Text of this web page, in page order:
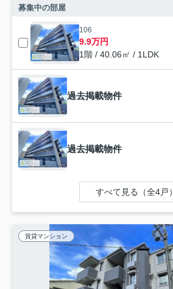
募集中の部屋
106
9.9万円
1階 / 40.06㎡ / 1LDK
過去掲載物件
過去掲載物件
すべて見る（全4戸）
賃貸マンション